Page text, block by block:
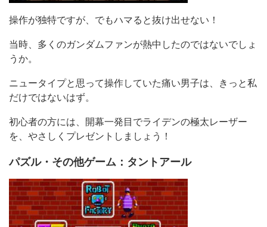
操作が独特ですが、でもハマると抜け出せない！
当時、多くのガンダムファンが熱中したのではないでしょ
うか。
ニュータイプと思って操作していた痛い男子は、きっと私
だけではないはず。
初心者の方には、開幕一発目でライデンの極太レーザー
を、やさしくプレゼントしましょう！
パズル・その他ゲーム：タントアール